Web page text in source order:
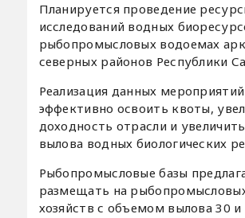
Планируется проведение
исследований водных
рыбопромысловых водоемах
северных районов Республики
Реализация данных
эффективно освоить квоты,
доходность отрасли и
вылова водных биологических
Рыбопромысловые базы
размещать на
хозяйств с объемом вылова 30 и